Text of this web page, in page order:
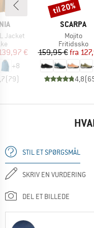
Jacket
pris
€
+8
(79)
MÆRKE
SCARPA
Artikel
Mojito
Fritidssko
Pris
159,95 €fra
4,8(
Rabat
til 20%
STIL ET SPØRGSMÅL
SKRIV EN VURDERING
DEL ET BILLEDE